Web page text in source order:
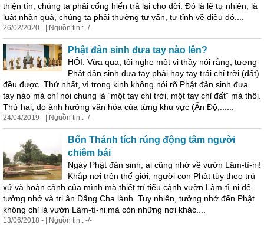
thiện tín, chúng ta phải cống hiến trả lại cho đời. Đó là lẽ tự nhiên, là
luật nhân quả, chúng ta phải thường tự vấn, tự tỉnh về điều đó....
26/02/2020 - | Nguồn tin : -/-
Phật đản sinh đưa tay nào lên?
HỎI: Vừa qua, tôi nghe một vị thầy nói rằng, tượng
Phật đản sinh đưa tay phải hay tay trái chỉ trời (đất)
đều được. Thứ nhất, vì trong kinh không nói rõ Phật đản sinh đưa
tay nào mà chỉ nói chung là “một tay chỉ trời, một tay chỉ đất” mà thôi.
Thứ hai, do ảnh hưởng văn hóa của từng khu vực (Ấn Độ,......
24/04/2019 - | Nguồn tin : -/-
Bốn Thánh tích rúng động tâm người
chiêm bái
Ngày Phật đản sinh , ai cũng nhớ về vườn Lâm-tì-ni!
Khắp nơi trên thế giới, người con Phật tùy theo trú
xứ và hoàn cảnh của mình mà thiết trí tiểu cảnh vườn Lâm-tì-ni để
tưởng nhớ và tri ân Đấng Cha lành. Tuy nhiên, tưởng nhớ đến Phật
không chỉ là vườn Lâm-tì-ni mà còn những nơi khác....
13/06/2018 - | Nguồn tin : -/-